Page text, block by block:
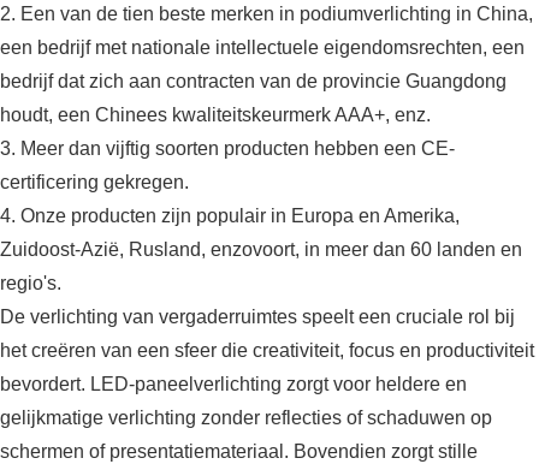
2. Een van de tien beste merken in podiumverlichting in China,
een bedrijf met nationale intellectuele eigendomsrechten, een
bedrijf dat zich aan contracten van de provincie Guangdong
houdt, een Chinees kwaliteitskeurmerk AAA+, enz.
3. Meer dan vijftig soorten producten hebben een CE-
certificering gekregen.
4. Onze producten zijn populair in Europa en Amerika,
Zuidoost-Azië, Rusland, enzovoort, in meer dan 60 landen en
regio's.
De verlichting van vergaderruimtes speelt een cruciale rol bij
het creëren van een sfeer die creativiteit, focus en productiviteit
bevordert. LED-paneelverlichting zorgt voor heldere en
gelijkmatige verlichting zonder reflecties of schaduwen op
schermen of presentatiemateriaal. Bovendien zorgt stille